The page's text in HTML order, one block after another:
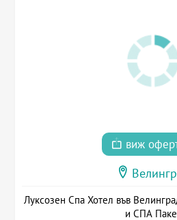
виж
Луксозен Спа Хотел във
и СПА